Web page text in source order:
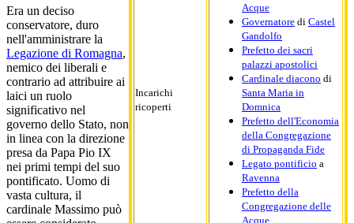
Incarichi
ricoperti
Acque
Governatore di Castel
Gandolfo
Prefetto dei sacri
palazzi apostolici
Cardinale diacono di
Santa Maria in
Domnica
Prefetto dell'Economia
della Congregazione
di Propaganda Fide
Legato pontificio a
Ravenna
Prefetto della
Congregazione delle
Acque
Era un deciso
conservatore, duro
nell'amministrare la
Legazione di Romagna,
nemico dei liberali e
contrario ad attribuire ai
laici un ruolo
significativo nel
governo dello Stato, non
in linea con la direzione
presa da Papa Pio IX
nei primi tempi del suo
pontificato. Uomo di
vasta cultura, il
cardinale Massimo può